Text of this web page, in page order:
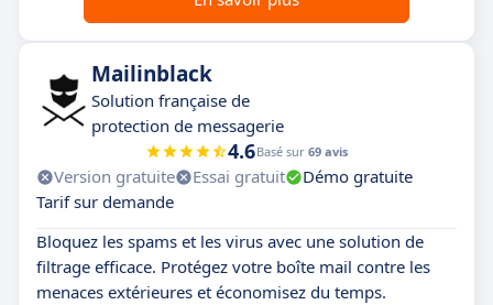
Mailinblack
Solution française de
protection de messagerie
4.6Basé sur 69 avis
Version gratuite Essai gratuit
Démo gratuite
Tarif sur demande
Bloquez les spams et les virus avec une solution de
filtrage efficace. Protégez votre boîte mail contre les
menaces extérieures et économisez du temps.